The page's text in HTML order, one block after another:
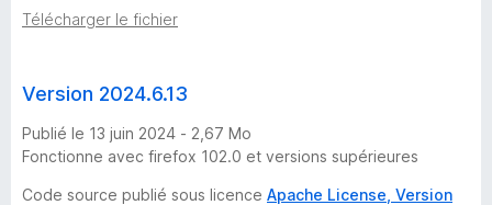
Télécharger le fichier
Version 2024.6.13
Publié le 13 juin 2024 - 2,67 Mo
Fonctionne avec firefox 102.0 et versions supérieures
Code source publié sous licence Apache License, Version